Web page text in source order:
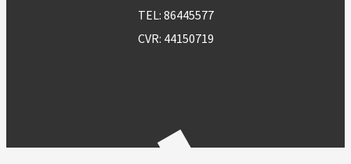
TEL: 86445577
CVR: 44150719